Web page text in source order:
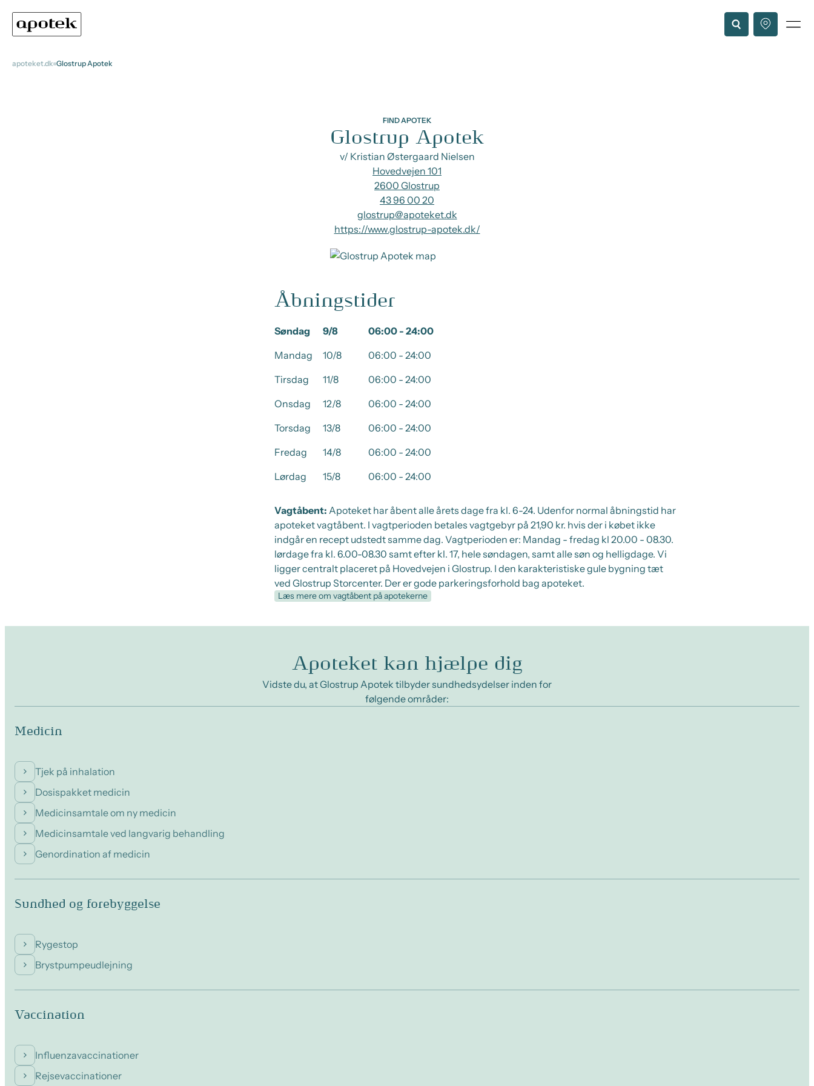
apoteket.dk Glostrup Apotek
FIND APOTEK
Glostrup Apotek
v/ Kristian Østergaard Nielsen
Hovedvejen 101
2600 Glostrup
43 96 00 20
glostrup@apoteket.dk
https://www.glostrup-apotek.dk/
Åbningstider
Søndag 9/8
06:00 - 24:00
Mandag
10/8
06:00 - 24:00
Tirsdag
11/8
06:00 - 24:00
Onsdag
12/8
06:00 - 24:00
Torsdag
13/8
06:00 - 24:00
Fredag
14/8
06:00 - 24:00
Lørdag
15/8 06:00 - 24:00
Vagtåbent: Apoteket har åbent alle årets dage fra kl. 6-24. Udenfor normal åbningstid har
apoteket vagtåbent. I vagtperioden betales vagtgebyr på 21,90 kr. hvis der i købet ikke
indgår en recept udstedt samme dag. Vagtperioden er: Mandag - fredag kl 20.00 - 08.30.
lørdage fra kl. 6.00-08.30 samt efter kl. 17, hele søndagen, samt alle søn og helligdage. Vi
ligger centralt placeret på Hovedvejen i Glostrup. I den karakteristiske gule bygning tæt
ved Glostrup Storcenter. Der er gode parkeringsforhold bag apoteket.
Læs mere om vagtåbent på apotekerne
Apoteket kan hjælpe dig
Vidste du, at Glostrup Apotek tilbyder sundhedsydelser inden for
følgende områder:
Medicin
Tjek på inhalation
Dosispakket medicin
Medicinsamtale om ny medicin
Medicinsamtale ved langvarig behandling
Genordination af medicin
Sundhed og forebyggelse
Rygestop
Brystpumpeudlejning
Vaccination
Influenzavaccinationer
Rejsevaccinationer